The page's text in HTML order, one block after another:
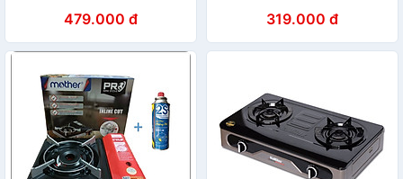
479.000 đ 319.000 đ